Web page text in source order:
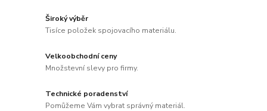
Široký výběr
Tisíce položek spojovacího materiálu.
Velkoobchodní ceny
Množstevní slevy pro firmy.
Technické poradenství
Pomůžeme Vám vybrat správný materiál.